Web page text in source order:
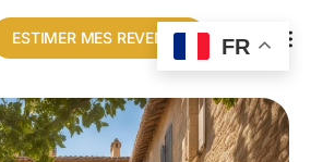
ESTIMER MES REVENUS FR